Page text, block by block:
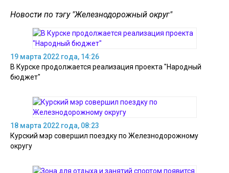
Новости по тэгу "Железнодорожный округ"
19 марта 2022 года, 14:26
В Курске продолжается реализация проекта "Народный
бюджет"
18 марта 2022 года, 08:23
Курский мэр совершил поездку по Железнодорожному
округу